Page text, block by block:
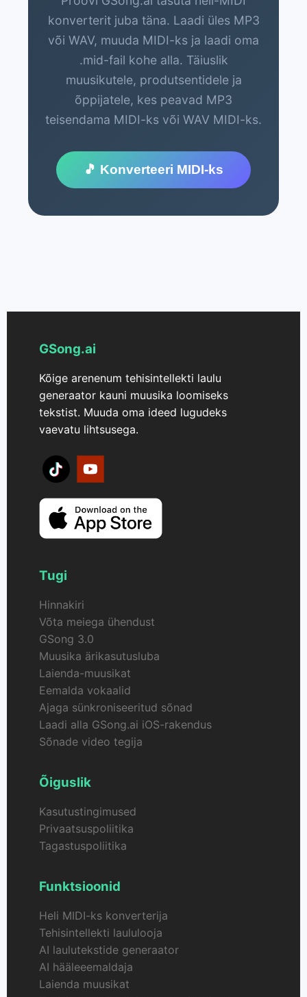
konverterit juba täna. Laadi üles MP3
või WAV, muuda MIDI-ks ja laadi oma
.mid-fail kohe alla. Täiuslik
muusikutele, produtsentidele ja
õppijatele, kes peavad MP3
teisendama MIDI-ks või WAV MIDI-ks.
🎵 Konverteeri MIDI-ks
GSong.ai
Kõige arenenum tehisintellekti laulu
generaator kauni muusika loomiseks
tekstist. Muuda oma ideed lugudeks
vaevatu lihtsusega.
Tugi
Hinnakiri
Võta meiega ühendust
GSong 3.0
Muusika ärikasutusluba
Laienda-muusikat
Eemalda vokaalid
Ajaga sünkroniseeritud sõnad
Laadi alla GSong.ai iOS-rakendus
Sõnade video tegija
Õiguslik
Kasutustingimused
Privaatsuspoliitika
Tagastuspoliitika
Funktsioonid
Heli MIDI-ks konverterija
Tehisintellekti laululooja
AI laulutekstide generaator
AI hääleeemaldaja
Laienda muusikat